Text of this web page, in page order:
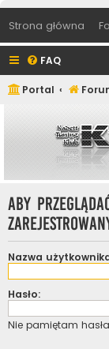
Strona główna
FAQ
Portal
Aby
Nazwa
Hasło:
Nie pamiętam hasła